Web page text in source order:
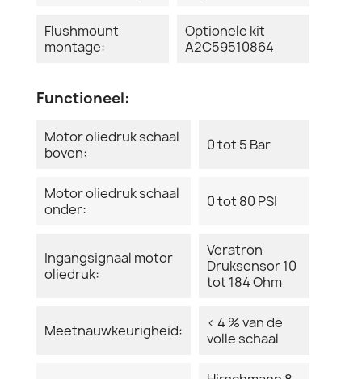
Flushmount
montage:
Optionele kit
A2C59510864
Functioneel:
Motor oliedruk schaal
boven:
0 tot 5 Bar
Motor oliedruk schaal
onder:
0 tot 80 PSI
Ingangsignaal motor
oliedruk:
Veratron
Druksensor 10
tot 184 Ohm
Meetnauwkeurigheid:
< 4 % van de
volle schaal